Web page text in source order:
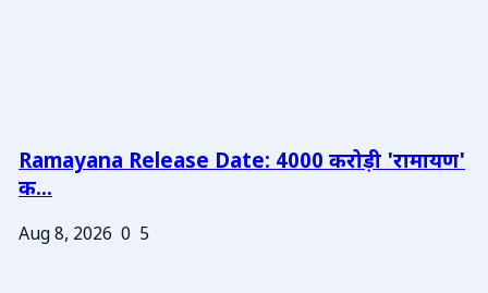
Ramayana Release Date: 4000 करोड़ी 'रामायण'
क...
Aug 8, 2026 0 5